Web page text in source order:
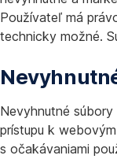
Používateľ má
technicky možné.
Nevyhnutné
prístupu k
s očakávaniami